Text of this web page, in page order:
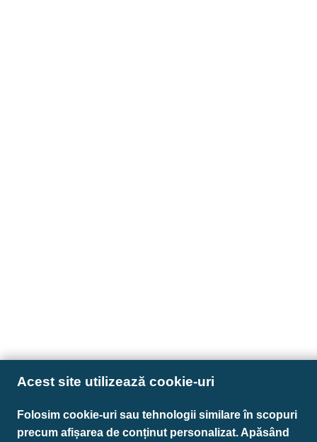
Acest site utilizează cookie-uri
Folosim cookie-uri sau tehnologii similare în scopuri
precum afișarea de conținut personalizat. Apăsând